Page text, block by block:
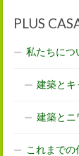
PLUS
私たちにつ
建築とキ
建築とニ
これまでの